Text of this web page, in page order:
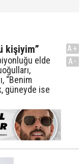
kişiyim”
elde
“Benim
güneyde ise
A+
A-